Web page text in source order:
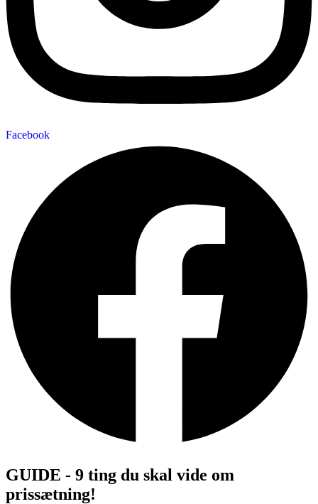
Facebook
GUIDE - 9 ting du skal vide om
prissætning!